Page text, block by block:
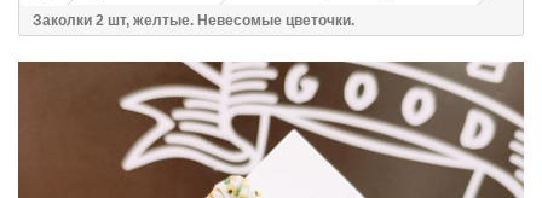
Заколки 2 шт, желтые. Невесомые цветочки.